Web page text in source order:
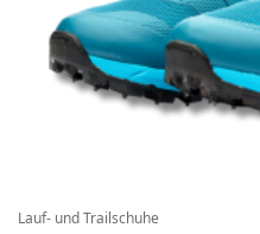
Lauf- und Trailschuhe